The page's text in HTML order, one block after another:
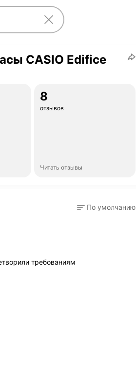
CASIO Edifice
8
отзывов
Читать отзывы
По умолчанию
требованиям